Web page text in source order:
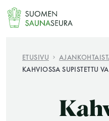
Siirry
sisältöön
KATSO TARKEMMAT
ETUSIVU
KAHVIOSSA SUPISTETTU